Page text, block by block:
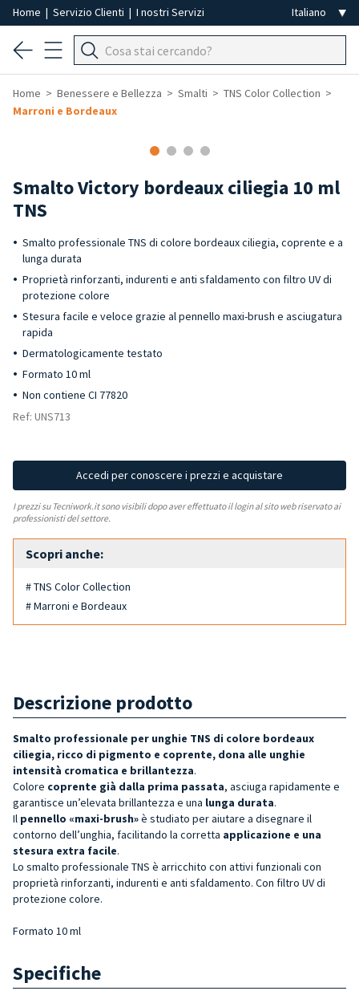
Home | Servizio Clienti | I nostri Servizi
Home Benessere e Bellezza Smalti
TNS Color Collection
Marroni e Bordeaux
Smalto Victory bordeaux ciliegia 10 ml
TNS
Smalto professionale TNS di colore bordeaux ciliegia, coprente e a
lunga durata
Proprietà rinforzanti, indurenti e anti sfaldamento con filtro UV di
protezione colore
Stesura facile e veloce grazie al pennello maxi-brush e asciugatura
rapida
Dermatologicamente testato
Formato 10 ml
Non contiene CI 77820
Ref: UNS713
Accedi per conoscere i prezzi e acquistare
I prezzi su Tecniwork.it sono visibili dopo aver effettuato il login al sito web riservato ai
professionisti del settore.
Scopri anche:
# TNS Color Collection
# Marroni e Bordeaux
Descrizione prodotto
Smalto professionale per unghie TNS di colore bordeaux
ciliegia, ricco di pigmento e coprente, dona alle unghie
intensità cromatica e brillantezza.
Colore coprente già dalla prima passata, asciuga rapidamente e
garantisce un’elevata brillantezza e una lunga durata.
Il pennello «maxi-brush»è studiato per aiutare a disegnare il
contorno dell’unghia, facilitando la corretta applicazione e una
stesura extra facile.
Lo smalto professionale TNS è arricchito con attivi funzionali con
proprietà rinforzanti, indurenti e anti sfaldamento. Con filtro UV di
protezione colore.
Formato 10 ml
Specifiche